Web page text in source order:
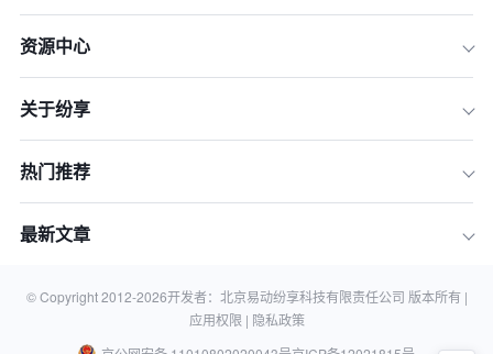
引擎”？
测
四、常见问题 (FAQ)
资源中心
关于纷享
热门推荐
最新文章
© Copyright 2012-2026开发者：北京易动纷享科技有限责任公司 版本所有 |
应用权限 | 隐私政策